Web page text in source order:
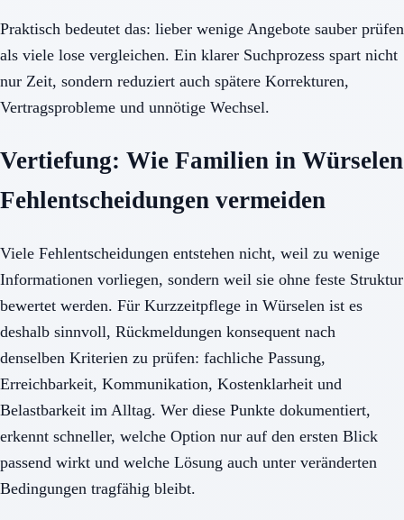
Praktisch bedeutet das: lieber wenige Angebote sauber prüfen
als viele lose vergleichen. Ein klarer Suchprozess spart nicht
nur Zeit, sondern reduziert auch spätere Korrekturen,
Vertragsprobleme und unnötige Wechsel.
Vertiefung: Wie Familien in Würselen
Fehlentscheidungen vermeiden
Viele Fehlentscheidungen entstehen nicht, weil zu wenige
Informationen vorliegen, sondern weil sie ohne feste Struktur
bewertet werden. Für Kurzzeitpflege in Würselen ist es
deshalb sinnvoll, Rückmeldungen konsequent nach
denselben Kriterien zu prüfen: fachliche Passung,
Erreichbarkeit, Kommunikation, Kostenklarheit und
Belastbarkeit im Alltag. Wer diese Punkte dokumentiert,
erkennt schneller, welche Option nur auf den ersten Blick
passend wirkt und welche Lösung auch unter veränderten
Bedingungen tragfähig bleibt.